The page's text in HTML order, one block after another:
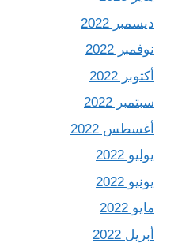
ديسمبر 2022
نوفمبر 2022
أكتوبر 2022
سبتمبر 2022
أغسطس 2022
يوليو 2022
يونيو 2022
مايو 2022
أبريل 2022